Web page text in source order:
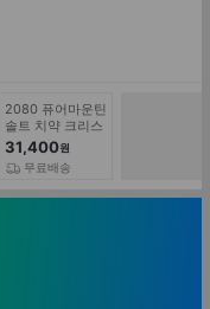
2080 퓨어마운틴
솔트 치약 크리스
탈 120g 12개
31,400원
무료배송